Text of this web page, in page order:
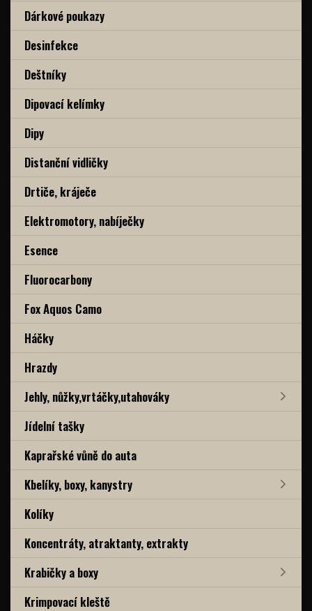
Dárkové poukazy
Desinfekce
Deštníky
Dipovací kelímky
Dipy
Distanční vidličky
Drtiče, kráječe
Elektromotory, nabíječky
Esence
Fluorocarbony
Fox Aquos Camo
Háčky
Hrazdy
Jehly, nůžky,vrtáčky,utahováky
Jídelní tašky
Kaprařské vůně do auta
Kbelíky, boxy, kanystry
Kolíky
Koncentráty, atraktanty, extrakty
Krabičky a boxy
Krimpovací kleště